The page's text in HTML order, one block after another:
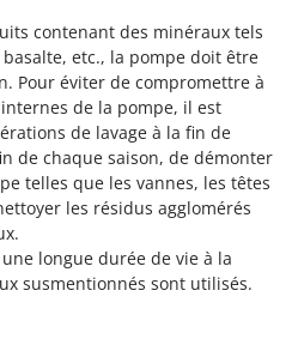
à vapeur
et tapisseries
à olives
contenant des minéraux tels
etc., la pompe doit être
Pour éviter de compromettre à
de la pompe, il est
de lavage à la fin de
de chaque saison, de démonter
telles que les vannes, les têtes
les résidus agglomérés
longue durée de vie à la
susmentionnés sont utilisés.